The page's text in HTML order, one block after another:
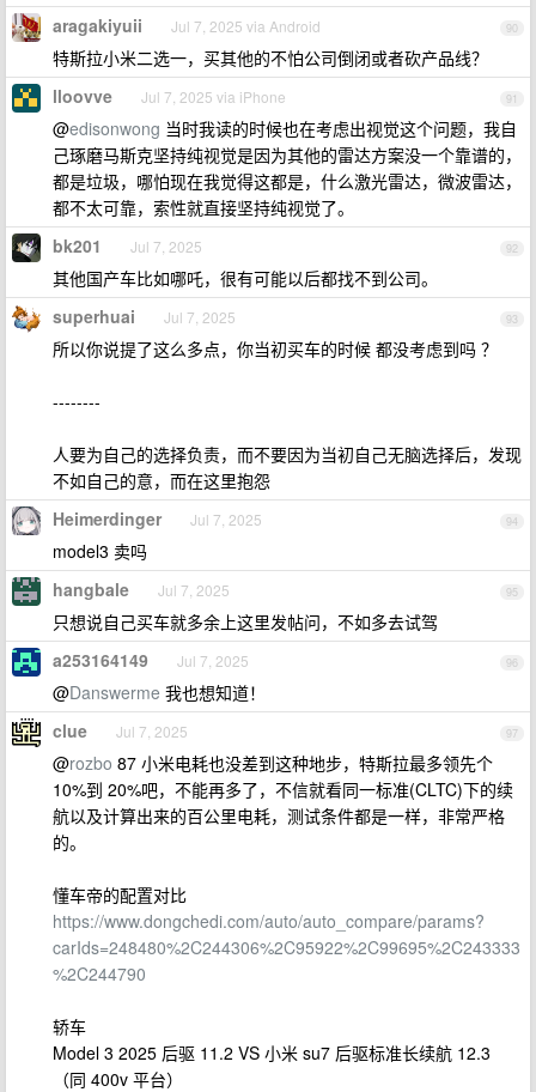
90
aragakiyuii Jul 7, 2025 via Android
特斯拉小米二选一，买其他的不怕公司倒闭或者砍产品线？
91
lloovve Jul 7, 2025 via iPhone
@edisonwong 当时我读的时候也在考虑出视觉这个问题，我自
己琢磨马斯克坚持纯视觉是因为其他的雷达方案没一个靠谱的，
都是垃圾，哪怕现在我觉得这都是，什么激光雷达，微波雷达，
都不太可靠，索性就直接坚持纯视觉了。
92
bk201 Jul 7, 2025
其他国产车比如哪吒，很有可能以后都找不到公司。
93
superhuai Jul 7, 2025
所以你说提了这么多点，你当初买车的时候 都没考虑到吗 ？
--------
人要为自己的选择负责，而不要因为当初自己无脑选择后，发现
不如自己的意，而在这里抱怨
94
Heimerdinger Jul 7, 2025
model3 卖吗
95
hangbale Jul 7, 2025
只想说自己买车就多余上这里发帖问，不如多去试驾
96
a253164149 Jul 7, 2025
@Danswerme 我也想知道！
97
clue Jul 7, 2025
@rozbo 87 小米电耗也没差到这种地步，特斯拉最多领先个
10%到 20%吧，不能再多了，不信就看同一标准(CLTC)下的续
航以及计算出来的百公里电耗，测试条件都是一样，非常严格
的。
懂车帝的配置对比
https://www.dongchedi.com/auto/auto_compare/params?
carIds=248480%2C244306%2C95922%2C99695%2C243333
%2C244790
轿车
Model 3 2025 后驱 11.2 VS 小米 su7 后驱标准长续航 12.3
（同 400v 平台）